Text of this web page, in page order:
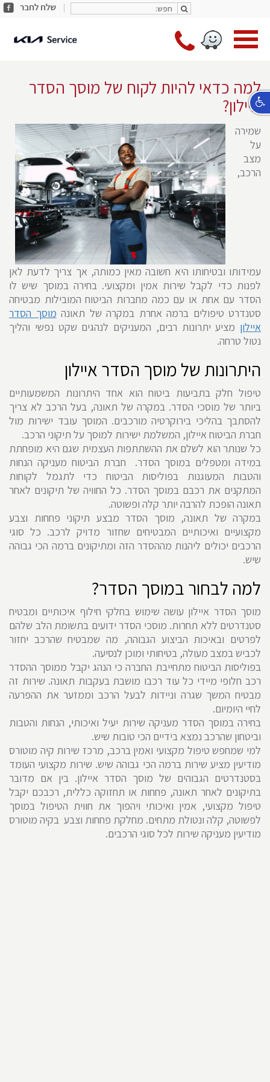
חפש:
חפש:
share
*9787
למה כדאי להיות לקוח של מוסך הסדר
איילון?
שמירה
על
מצב
הרכב,
עמידותו ובטיחותו היא חשובה מאין כמותה, אך צריך לדעת לאן
לפנות כדי לקבל שירות אמין ומקצועי. בחירה במוסך שיש לו
הסדר עם אחת או עם כמה מחברות הביטוח המובילות מבטיחה
סטנדרט טיפולים ברמה אחרת במקרה של תאונה מוסך הסדר
איילון מציע יתרונות רבים, המעניקים לנהגים שקט נפשי והליך
נטול טרחה.
היתרונות של מוסך הסדר איילון
טיפול חלק בתביעות ביטוח הוא אחד היתרונות המשמעותיים
ביותר של מוסכי הסדר. במקרה של תאונה, בעל הרכב לא צריך
להסתבך בהליכי בירוקרטיה מורכבים. המוסך עובד ישירות מול
חברת הביטוח איילון, המשלמת ישירות למוסך על תיקוני הרכב.
כל שנותר הוא לשלם את ההשתתפות העצמית שגם היא מופחתת
במידה ומטפלים במוסך הסדר. חברת הביטוח מעניקה הנחות
והטבות המעוגנות בפוליסות הביטוח כדי לתגמל לקוחות
המתקנים את רכבם במוסך הסדר. כל החוויה של תיקונים לאחר
תאונה הופכת להרבה יותר קלה ופשוטה.
במקרה של תאונה, מוסך הסדר מבצע תיקוני פחחות וצבע
מקצועיים ואיכותיים המבטיחים שחזור מדויק לרכב. כל סוגי
הרכבים יכולים ליהנות מההסדר הזה ומתיקונים ברמה הכי גבוהה
שיש.
למה לבחור במוסך הסדר?
מוסך הסדר איילון עושה שימוש בחלקי חילוף איכותיים ומבטיח
סטנדרטים ללא תחרות. מוסכי הסדר ידועים בתשומת הלב שלהם
לפרטים ובאיכות הביצוע הגבוהה, מה שמבטיח שהרכב יחזור
לכביש במצב מעולה, בטיחותי ומוכן לנסיעה.
בפוליסות הביטוח מתחייבת החברה כי הנהג יקבל ממוסך ההסדר
רכב חלופי מיידי כל עוד רכבו מושבת בעקבות תאונה. שירות זה
מבטיח המשך שגרה וניידות לבעל הרכב וממזער את ההפרעה
לחיי היומיום.
בחירה במוסך הסדר מעניקה שירות יעיל ואיכותי, הנחות והטבות
וביטחון שהרכב נמצא בידיים הכי טובות שיש.
למי שמחפש טיפול מקצועי ואמין ברכב, מרכז שירות קיה מוטורס
מודיעין מציע שירות ברמה הכי גבוהה שיש. שירות מקצועי העומד
בסטנדרטים הגבוהים של מוסך הסדר איילון. בין אם מדובר
בתיקונים לאחר תאונה, פחחות או תחזוקה כללית, רכבכם יקבל
טיפול מקצועי, אמין ואיכותי ויהפוך את חווית הטיפול במוסך
לפשוטה, קלה ונטולת מתחים. מחלקת פחחות וצבע בקיה מוטורס
מודיעין מעניקה שירות לכל סוגי הרכבים.